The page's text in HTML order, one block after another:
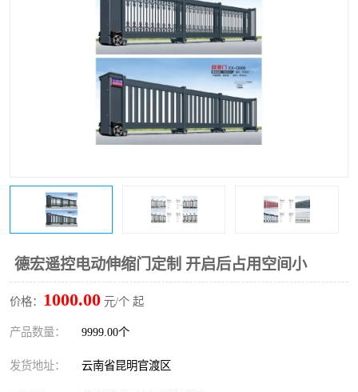
德宏遥控电动伸缩门定制 开启后占用空间小
价格： 1000.00 元/个 起
产品数量： 9999.00个
发货地址： 云南省昆明官渡区
伸缩门